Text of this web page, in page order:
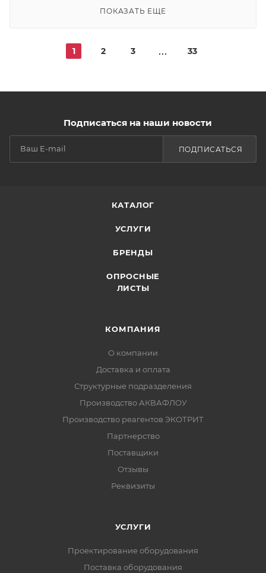
ПОКАЗАТЬ ЕЩЕ
1 2 3 33
Подписаться на наши новости
ПОДПИСАТЬСЯ
КАТАЛОГ
УСЛУГИ
БРЕНДЫ
ОПРОСНЫЕ
ЛИСТЫ
КОМПАНИЯ
О компании
Доставка и оплата
Структурные подразделения
Производство АКВАФЛОУ
Производство реагентов ЭКОТРИТ
Партнерство
Поставщики
Отзывы
Реквизиты
УСЛУГИ
Проектирование оборудования
Поставка оборудования